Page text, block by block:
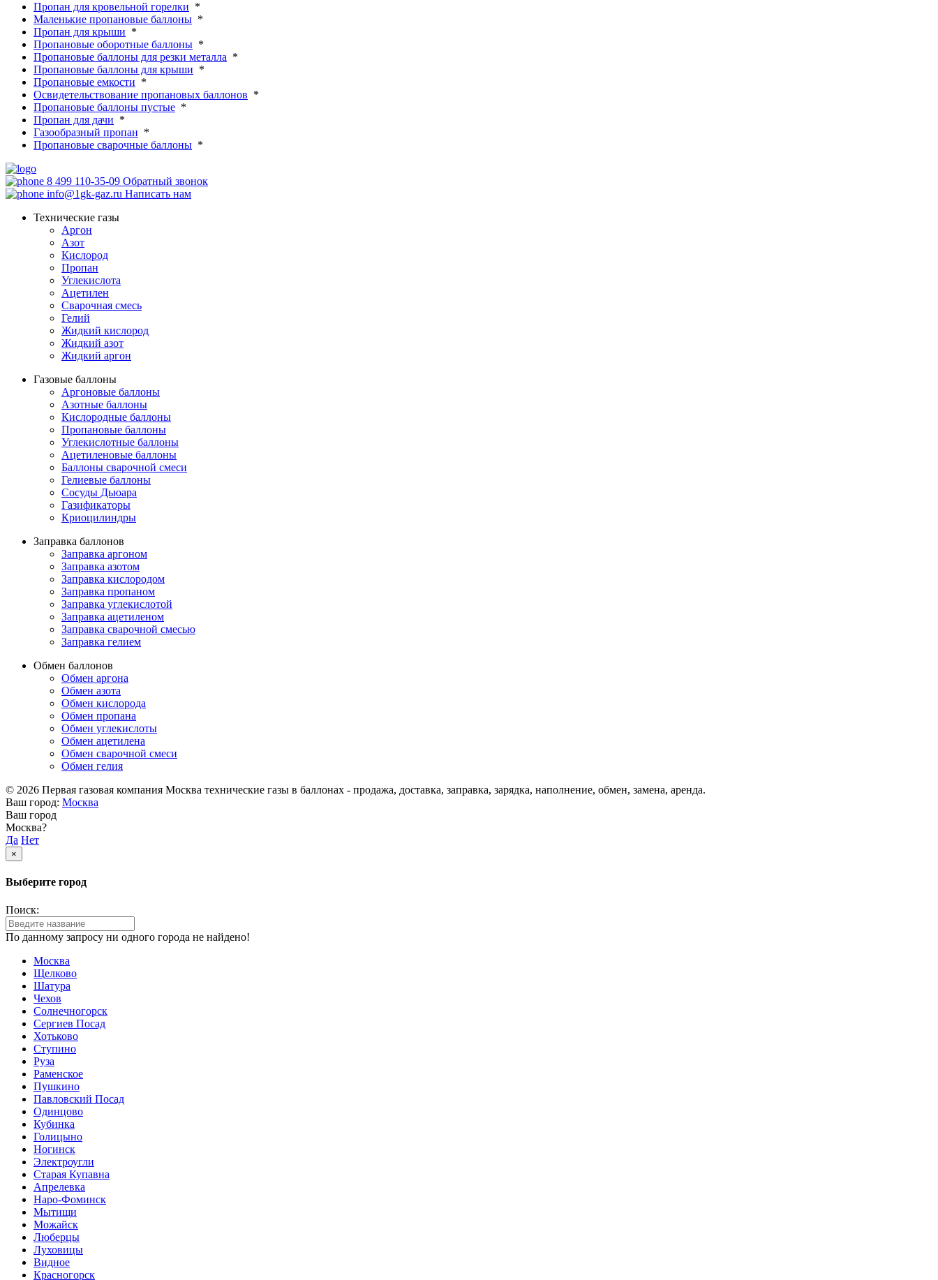
Пропан для кровельной горелки *
Маленькие пропановые баллоны *
Пропан для крыши *
Пропановые оборотные баллоны *
Пропановые баллоны для резки металла *
Пропановые баллоны для крыши *
Пропановые емкости *
Освидетельствование пропановых баллонов *
Пропановые баллоны пустые *
Пропан для дачи *
Газообразный пропан *
Пропановые сварочные баллоны *
8 499 110-35-09 Обратный звонок
info@1gk-gaz.ru Написать нам
Технические газы
Аргон
Азот
Кислород
Пропан
Углекислота
Ацетилен
Сварочная смесь
Гелий
Жидкий кислород
Жидкий азот
Жидкий аргон
Газовые баллоны
Аргоновые баллоны
Азотные баллоны
Кислородные баллоны
Пропановые баллоны
Углекислотные баллоны
Ацетиленовые баллоны
Баллоны сварочной смеси
Гелиевые баллоны
Сосуды Дьюара
Газификаторы
Криоцилиндры
Заправка баллонов
Заправка аргоном
Заправка азотом
Заправка кислородом
Заправка пропаном
Заправка углекислотой
Заправка ацетиленом
Заправка сварочной смесью
Заправка гелием
Обмен баллонов
Обмен аргона
Обмен азота
Обмен кислорода
Обмен пропана
Обмен углекислоты
Обмен ацетилена
Обмен сварочной смеси
Обмен гелия
© 2026 Первая газовая компания Москва технические газы в баллонах - продажа, доставка, заправка, зарядка, наполнение, обмен, замена, аренда.
Ваш город: Москва
Ваш город
Москва?
Да Нет
×
Выберите город
Поиск:
По данному запросу ни одного города не найдено!
Москва
Щелково
Шатура
Чехов
Солнечногорск
Сергиев Посад
Хотьково
Ступино
Руза
Раменское
Пушкино
Павловский Посад
Одинцово
Кубинка
Голицыно
Ногинск
Электроугли
Старая Купавна
Апрелевка
Наро-Фоминск
Мытищи
Можайск
Люберцы
Луховицы
Видное
Красногорск